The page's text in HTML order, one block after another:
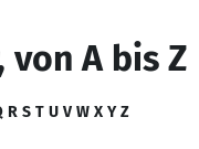
von A bis Z
R S T U V W X Y Z